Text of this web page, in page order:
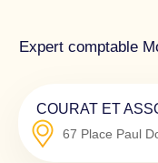
Expert comptable
COURAT ET
67 Place Paul